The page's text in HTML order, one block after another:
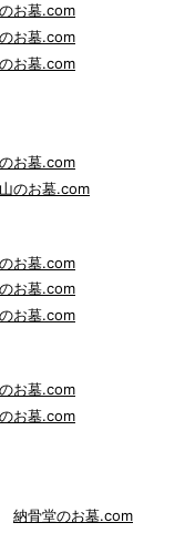
お墓.com
お墓.com
お墓.com
お墓.com
のお墓.com
お墓.com
お墓.com
お墓.com
お墓.com
お墓.com
納骨堂のお墓.com